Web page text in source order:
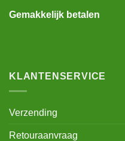
Gemakkelijk betalen
KLANTENSERVICE
Verzending
Retouraanvraag